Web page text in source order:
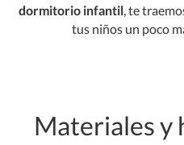
dormitorio infantil , te
tus niños un poco
Materiales y